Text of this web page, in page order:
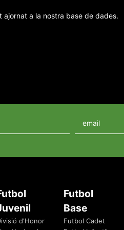
a la nostra base de dades.
d'Honor
Futbol
Base
Futbol Cadet